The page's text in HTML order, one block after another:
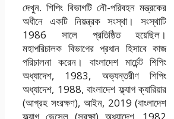
দেখুন. শিপিং বিভাগটি নৌ-পরিবহন মন্ত্রকের
অধীনে একটি নিয়ন্ত্রক সংস্থা। সংস্থাটি
1986 সালে প্রতিষ্ঠিত হয়েছিল।
মহাপরিচালক বিভাগের প্রধান হিসাবে কাজ
পরিচালনা করেন। বাংলাদেশ মার্চেন্ট শিপিং
অধ্যাদেশ, 1983, অভ্যন্তরীণ শিপিং
অধ্যাদেশ, 1988, বাংলাদেশ ফ্ল্যাগ ক্যারিয়ার
(আগ্রহ সংরক্ষণ), আইন, 2019 (বাংলাদেশ
ফ্ল্যাগ ভেসেল (সুরক্ষা) অধ্যাদেশ, 1982